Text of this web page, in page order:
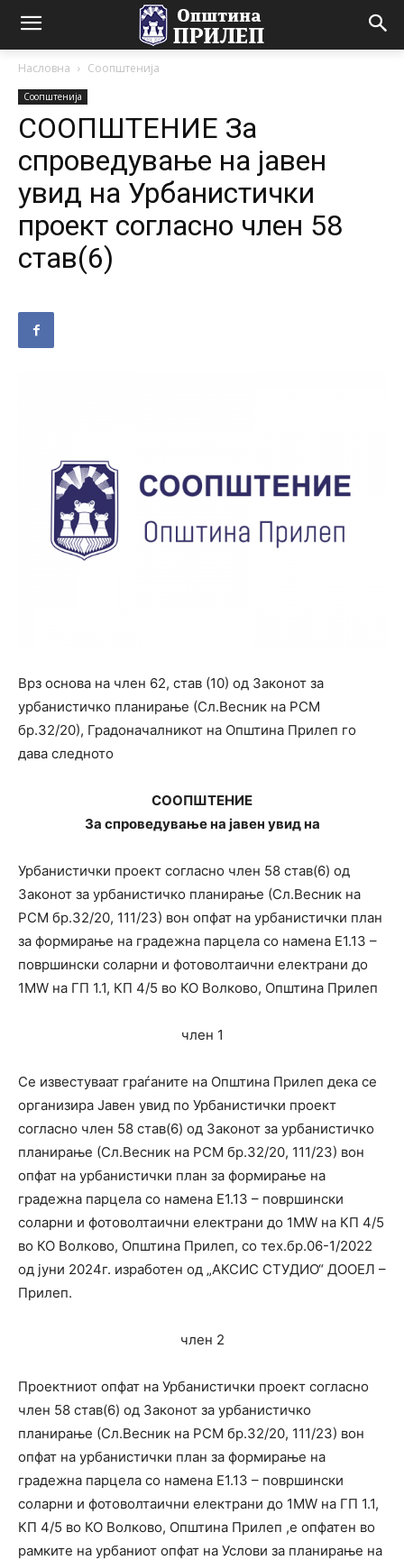
Насловна Соопштенија
Соопштенија
СООПШТЕНИЕ За
спроведување на јавен
увид на Урбанистички
проект согласно член 58
став(6)
Врз основа на член 62, став (10) од Законот за
урбанистичко планирање (Сл.Весник на РСМ
бр.32/20), Градоначалникот на Општина Прилеп го
дава следното
СООПШТЕНИЕ
За спроведување на јавен увид на
Урбанистички проект согласно член 58 став(6) од
Законот за урбанистичко планирање (Сл.Весник на
РСМ бр.32/20, 111/23) вон опфат на урбанистички план
за формирање на градежна парцела со намена Е1.13 –
површински соларни и фотоволтаични електрани до
1MW на ГП 1.1, КП 4/5 во КО Волково, Општина Прилеп
член 1
Се известуваат граѓаните на Општина Прилеп дека се
организира Јавен увид по Урбанистички проект
согласно член 58 став(6) од Законот за урбанистичко
планирање (Сл.Весник на РСМ бр.32/20, 111/23) вон
опфат на урбанистички план за формирање на
градежна парцела со намена Е1.13 – површински
соларни и фотоволтаични електрани до 1MW на КП 4/5
во КО Волково, Општина Прилеп, со тех.бр.06-1/2022
од јуни 2024г. изработен од „АКСИС СТУДИО“ ДООЕЛ –
Прилеп.
член 2
Проектниот опфат на Урбанистички проект согласно
член 58 став(6) од Законот за урбанистичко
планирање (Сл.Весник на РСМ бр.32/20, 111/23) вон
опфат на урбанистички план за формирање на
градежна парцела со намена Е1.13 – површински
соларни и фотоволтаични електрани до 1MW на ГП 1.1,
КП 4/5 во КО Волково, Општина Прилеп ,е опфатен во
рамките на урбаниот опфат на Услови за планирање на